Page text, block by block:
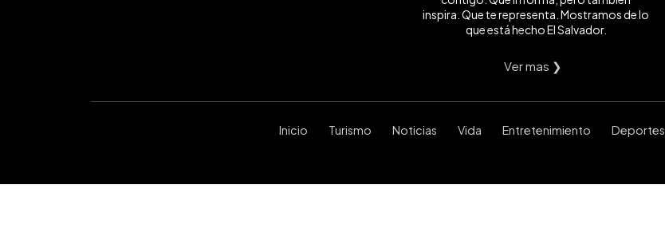
inspira. Que te representa. Mostramos de lo
que está hecho El Salvador.
Ver mas ❯
Inicio Turismo Noticias Vida Entretenimiento Deportes